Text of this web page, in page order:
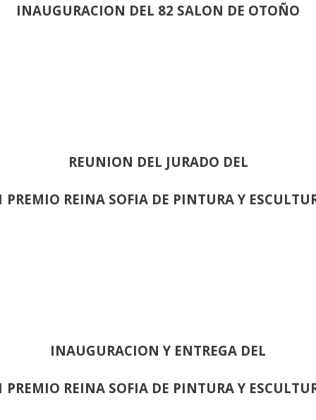
INAUGURACION DEL 82 SALON DE OTOÑO
REUNION DEL JURADO DEL
PREMIO REINA SOFIA DE PINTURA Y
INAUGURACION Y ENTREGA DEL
PREMIO REINA SOFIA DE PINTURA Y